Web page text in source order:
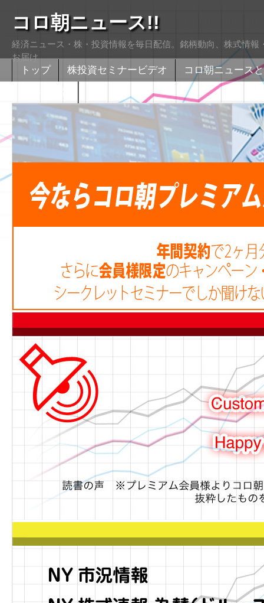
コロ朝ニュース!!
経済ニュース・株・投資情報を毎日配信。銘柄動向、株式情
お届け
トップ 株投資セミナービデオ
コロ朝ニュース